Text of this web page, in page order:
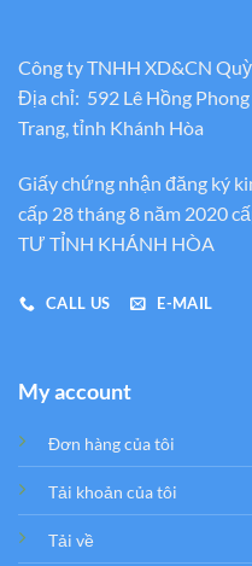
Công ty TNHH XD&CN
Địa chỉ: 592 Lê Hồng
Trang, tỉnh Khánh Hòa
Giấy chứng nhận đăng ký
cấp 28 tháng 8 năm 2020
TƯ TỈNH KHÁNH HÒA
CALL US E-MAIL
My account
Đơn hàng của tôi
Tải khoản của tôi
Tải về